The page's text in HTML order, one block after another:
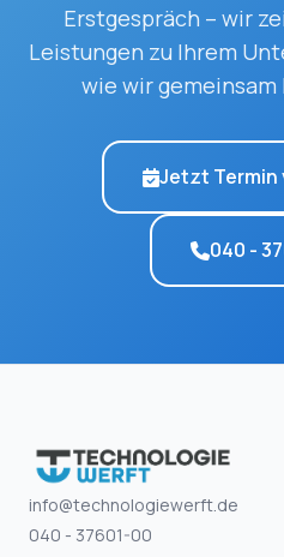
Erstgespräch – wir
Leistungen zu Ihrem
wie wir
Jetzt Termin
040 -
info@technologiewerft.de
040 - 37601-00